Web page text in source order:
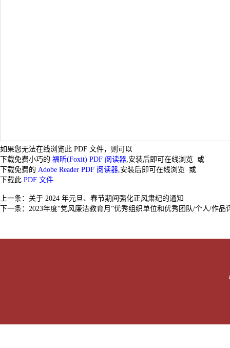
如果您无法在线浏览此 PDF 文件，则可以
下载免费小巧的 福昕(Foxit) PDF 阅读器,安装后即可在线浏览 或
下载免费的 Adobe Reader PDF 阅读器,安装后即可在线浏览 或
下载此 PDF 文件
上一条： 关于 2024 年元旦、春节期间强化正风肃纪的通知
下一条： 2023年度“党风廉洁教育月”优秀组织单位和优秀团队/个人/作品